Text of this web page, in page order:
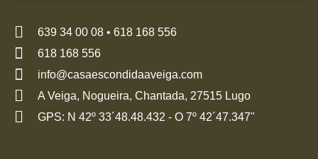
639 34 00 08 • 618 168 556
618 168 556
info@casaescondidaaveiga.com
A Veiga, Nogueira, Chantada, 27515 Lugo
GPS: N 42º 33´48.48.432 - O 7º 42´47.347"